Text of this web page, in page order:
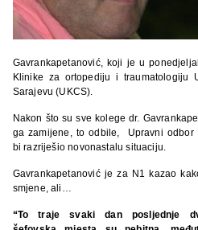
Gavrankapetanović, koji je u
Klinike za ortopediju i traumatologiju
Sarajevu (UKCS).
Nakon što su sve kolege dr.
ga zamijene, to odbile, Upravni
bi razriješio novonastalu situaciju.
Gavrankapetanović je za N1 kazao
smjene, ali…
“To traje svaki dan posljednje